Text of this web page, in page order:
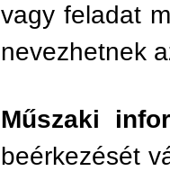
vagy feladat
nevezhetnek
Műszaki
beérkezését